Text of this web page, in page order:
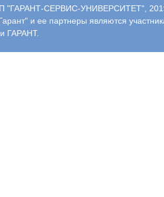
СЕРВИС-УНИВЕРСИТЕТ", 2019.
и ее партнеры являются
ГАРАНТ.